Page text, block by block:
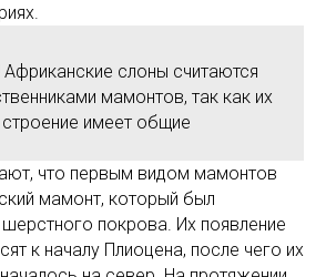
Африканские слоны считаются
мамонтов, так как их
имеет общие
что первым видом мамонтов
мамонт, который был
покрова. Их появление
к началу Плиоцена, после чего их